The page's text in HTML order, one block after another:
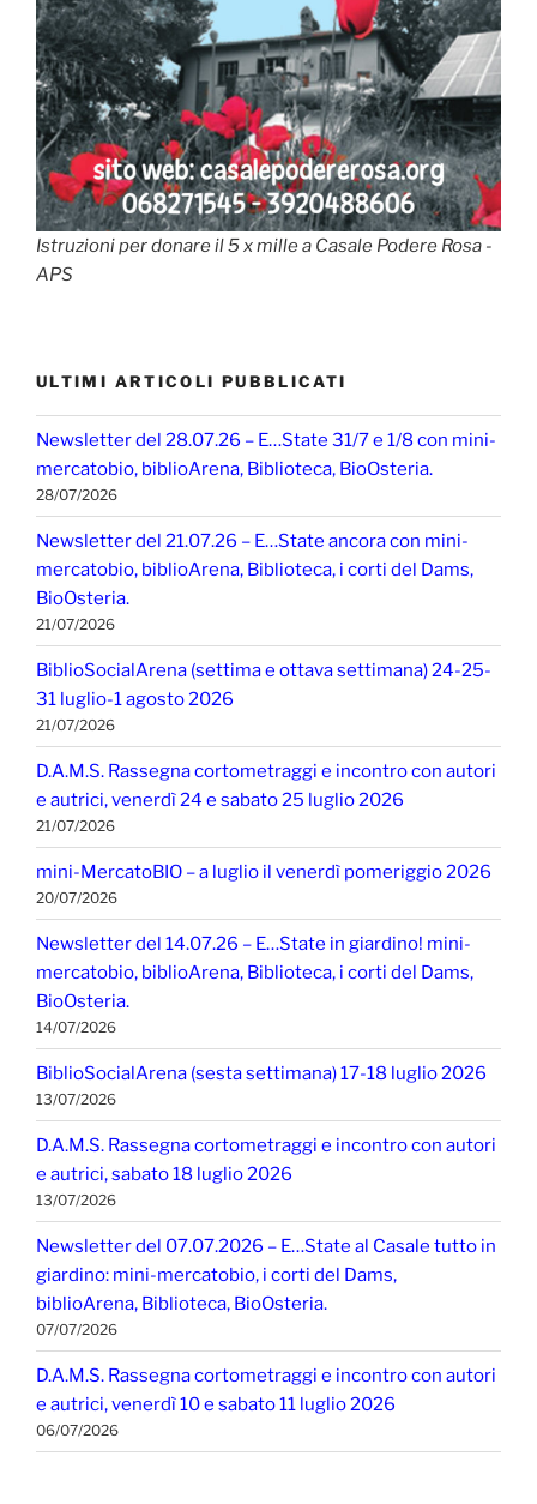
Istruzioni per donare il 5 x mille a Casale Podere Rosa -
APS
ULTIMI ARTICOLI PUBBLICATI
Newsletter del 28.07.26 – E…State 31/7 e 1/8 con mini-
mercatobio, biblioArena, Biblioteca, BioOsteria.
28/07/2026
Newsletter del 21.07.26 – E…State ancora con mini-
mercatobio, biblioArena, Biblioteca, i corti del Dams,
BioOsteria.
21/07/2026
BiblioSocialArena (settima e ottava settimana) 24-25-
31 luglio-1 agosto 2026
21/07/2026
D.A.M.S. Rassegna cortometraggi e incontro con autori
e autrici, venerdì 24 e sabato 25 luglio 2026
21/07/2026
mini-MercatoBIO – a luglio il venerdì pomeriggio 2026
20/07/2026
Newsletter del 14.07.26 – E…State in giardino! mini-
mercatobio, biblioArena, Biblioteca, i corti del Dams,
BioOsteria.
14/07/2026
BiblioSocialArena (sesta settimana) 17-18 luglio 2026
13/07/2026
D.A.M.S. Rassegna cortometraggi e incontro con autori
e autrici, sabato 18 luglio 2026
13/07/2026
Newsletter del 07.07.2026 – E…State al Casale tutto in
giardino: mini-mercatobio, i corti del Dams,
biblioArena, Biblioteca, BioOsteria.
07/07/2026
D.A.M.S. Rassegna cortometraggi e incontro con autori
e autrici, venerdì 10 e sabato 11 luglio 2026
06/07/2026